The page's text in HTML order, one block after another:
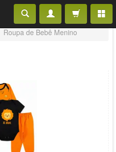
Roupa de Bebê Menino